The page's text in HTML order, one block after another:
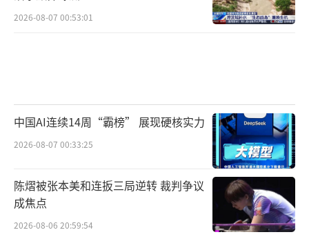
2026-08-07 00:53:01
中国AI连续14周“霸榜” 展现硬核实力
2026-08-07 00:33:25
陈熠被张本美和连扳三局逆转 裁判争议
成焦点
2026-08-06 20:59:54